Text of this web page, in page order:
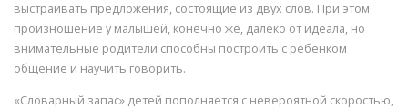
выстраивать предложения, состоящие из двух слов. При этом
произношение у малышей, конечно же, далеко от идеала, но
внимательные родители способны построить с ребенком
общение и научить говорить.
«Словарный запас» детей пополняется с невероятной скоростью,